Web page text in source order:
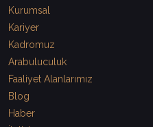
Kurumsal
Kariyer
Kadromuz
Arabuluculuk
Faaliyet Alanlarımız
Blog
Haber